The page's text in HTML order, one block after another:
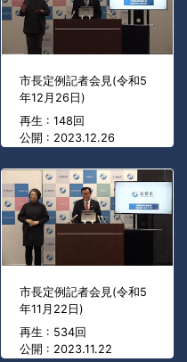
市長定例記者会見(令和5
年12月26日)
再生 : 148回
公開 : 2023.12.26
市長定例記者会見(令和5
年11月22日)
再生 : 534回
公開 : 2023.11.22